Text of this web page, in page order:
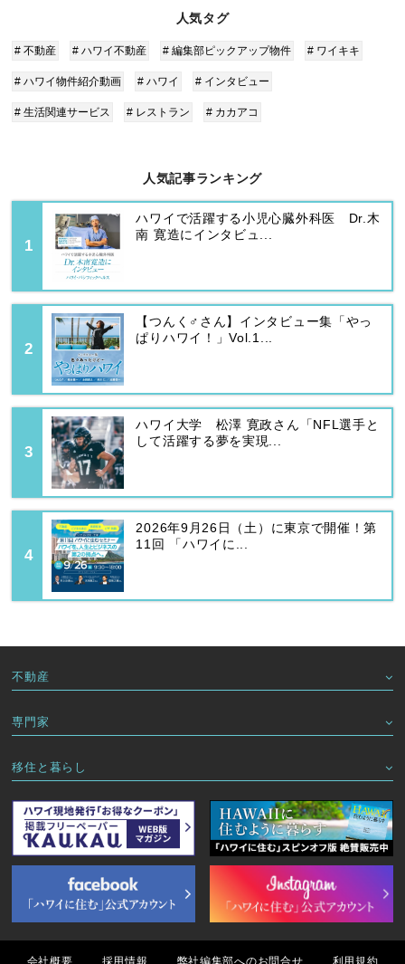
人気タグ
# 不動産 # ハワイ不動産 # 編集部ピックアップ物件 # ワイキキ
# ハワイ物件紹介動画 # ハワイ # インタビュー
# 生活関連サービス # レストラン # カカアコ
人気記事ランキング
ハワイで活躍する小児心臓外科医 Dr.木
南 寛造にインタビュ...
【つんく♂さん】インタビュー集「やっ
ぱりハワイ！」Vol.1...
ハワイ大学 松澤 寛政さん「NFL選手と
して活躍する夢を実現...
2026年9月26日（土）に東京で開催！第
11回 「ハワイに...
不動産
専門家
移住と暮らし
会社概要 採用情報 弊社編集部へのお問合せ 利用規約